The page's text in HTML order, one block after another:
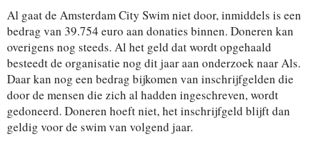
Al gaat de Amsterdam City Swim niet door, inmiddels is een
bedrag van 39.754 euro aan donaties binnen. Doneren kan
overigens nog steeds. Al het geld dat wordt opgehaald
besteedt de organisatie nog dit jaar aan onderzoek naar Als.
Daar kan nog een bedrag bijkomen van inschrijfgelden die
door de mensen die zich al hadden ingeschreven, wordt
gedoneerd. Doneren hoeft niet, het inschrijfgeld blijft dan
geldig voor de swim van volgend jaar.